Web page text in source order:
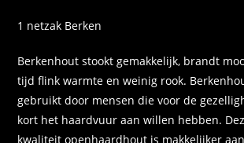
1 netzak Berken
Berkenhout stookt gemakkelijk, brandt
tijd flink warmte en weinig rook.
gebruikt door mensen die voor de
kort het haardvuur aan willen hebben.
kwaliteit openhaardhout is makkelijker